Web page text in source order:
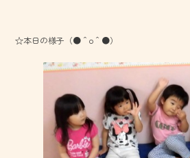
☆本日の様子（●＾o＾●）